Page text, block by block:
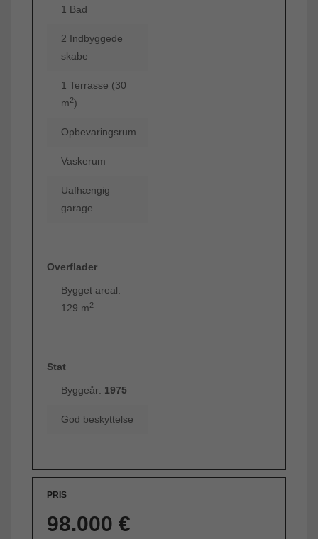
1 Bad
2 Indbyggede
skabe
1 Terrasse (30
m2)
Opbevaringsrum
Vaskerum
Uafhængig
garage
Overflader
Bygget areal:
129 m2
Stat
Byggeår: 1975
God beskyttelse
PRIS
98.000 €